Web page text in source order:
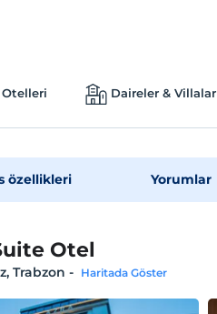
Daireler & Villalar
özellikleri Yorumlar
Otel
Trabzon - Haritada Göster